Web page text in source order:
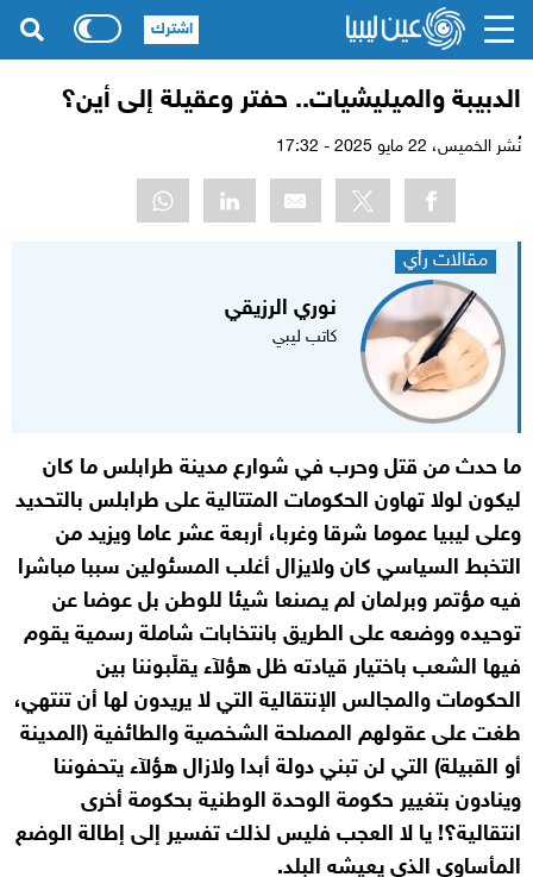
الدبيبة والميليشيات.. حفتر وعقيلة إلى أين؟
نُشر الخميس،
مقالات رأي
نوري الرزيقي
كاتب ليبي
ما حدث من قتل وحرب في شوارع مدينة طرابلس ما كان
ليكون لولا تهاون الحكومات المتتالية على طرابلس بالتحديد
وعلى ليبيا عموما شرقا وغربا، أربعة عشر عاما ويزيد من
التخبط السياسي كان ولايزال أغلب المسئولين سببا مباشرا
فيه مؤتمر وبرلمان لم يصنعا شيئا للوطن بل عوضا عن
توحيده ووضعه على الطريق بانتخابات شاملة رسمية يقوم
فيها الشعب باختيار قيادته ظل هؤلآء يقلّبوننا بين
الحكومات والمجالس الإنتقالية التي لا يريدون لها أن تنتهي،
طغت على عقولهم المصلحة الشخصية والطائفية (المدينة
أو القبيلة) التي لن تبني دولة أبدا ولازال هؤلآء يتحفوننا
وينادون بتغيير حكومة الوحدة الوطنية بحكومة أخرى
انتقالية؟! يا لا العجب فليس لذلك تفسير إلى إطالة الوضع
المأساوي الذي يعيشه البلد.
اشترك